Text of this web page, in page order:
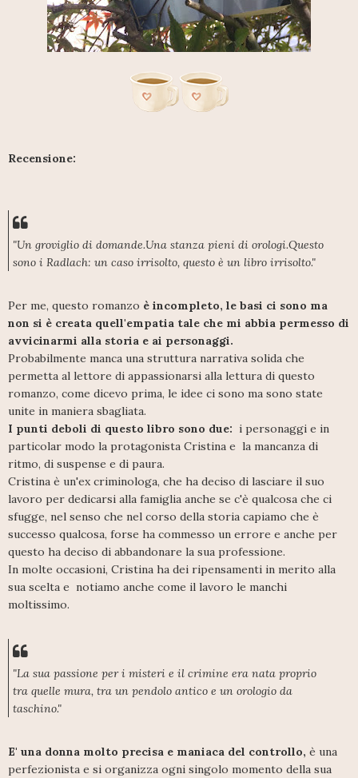
Recensione:
"Un groviglio di domande.Una stanza pieni di orologi.Questo
sono i Radlach: un caso irrisolto, questo è un libro irrisolto."
Per me, questo romanzo è incompleto, le basi ci sono ma
non si è creata quell'empatia tale che mi abbia permesso di
avvicinarmi alla storia e ai personaggi.
Probabilmente manca una struttura narrativa solida che
permetta al lettore di appassionarsi alla lettura di questo
romanzo, come dicevo prima, le idee ci sono ma sono state
unite in maniera sbagliata.
I punti deboli di questo libro sono due: i personaggi e in
particolar modo la protagonista Cristina e la mancanza di
ritmo, di suspense e di paura.
Cristina è un'ex criminologa, che ha deciso di lasciare il suo
lavoro per dedicarsi alla famiglia anche se c'è qualcosa che ci
sfugge, nel senso che nel corso della storia capiamo che è
successo qualcosa, forse ha commesso un errore e anche per
questo ha deciso di abbandonare la sua professione.
In molte occasioni, Cristina ha dei ripensamenti in merito alla
sua scelta e notiamo anche come il lavoro le manchi
moltissimo.
"La sua passione per i misteri e il crimine era nata proprio
tra quelle mura, tra un pendolo antico e un orologio da
taschino."
E' una donna molto precisa e maniaca del controllo, è una
perfezionista e si organizza ogni singolo momento della sua